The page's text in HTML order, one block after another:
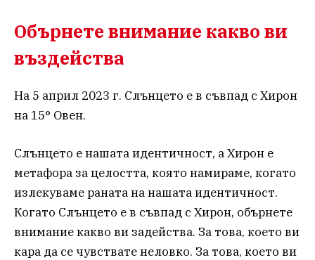
Обърнете внимание какво ви
въздейства
На 5 април 2023 г. Слънцето е в съвпад с Хирон
на 15° Овен.
Слънцето е нашата идентичност, а Хирон е
метафора за целостта, която намираме, когато
излекуваме раната на нашата идентичност.
Когато Слънцето е в съвпад с Хирон, обърнете
внимание какво ви задейства. За това, което ви
кара да се чувствате неловко. За това, което ви